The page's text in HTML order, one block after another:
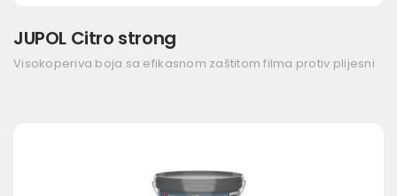
JUPOL Citro strong
Visokoperiva boja sa efikasnom zaštitom filma protiv plijesni